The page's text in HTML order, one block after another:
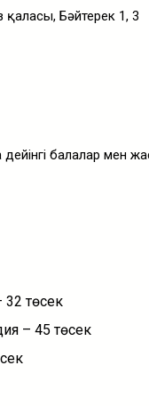
Бәйтерек 1, 3
балалар мен
32 төсек
– 45 төсек